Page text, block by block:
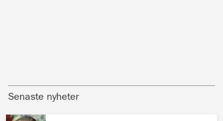
Senaste nyheter